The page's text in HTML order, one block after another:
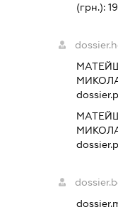
(грн.):